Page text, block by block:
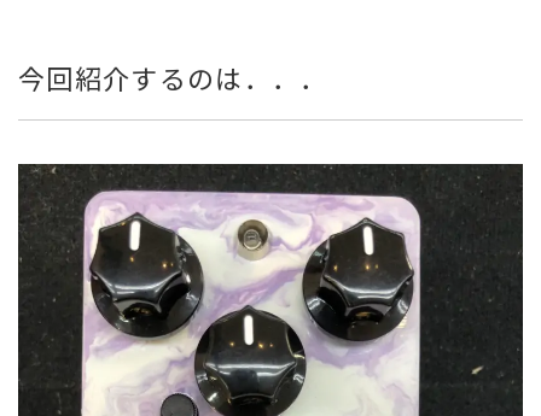
今回紹介するのは．．．